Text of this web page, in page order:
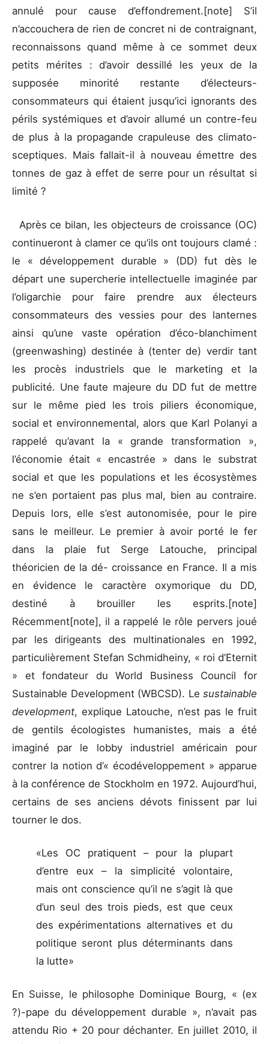
annulé pour cause d’effondrement.[note] S’il
n’accouchera de rien de concret ni de contraignant,
reconnaissons quand même à ce sommet deux
petits mérites : d’avoir dessillé les yeux de la
supposée minorité restante d’électeurs-
consommateurs qui étaient jusqu’ici ignorants des
périls systémiques et d’avoir allumé un contre-feu
de plus à la propagande crapuleuse des climato-
sceptiques. Mais fallait-il à nouveau émettre des
tonnes de gaz à effet de serre pour un résultat si
limité ?
Après ce bilan, les objecteurs de croissance (OC)
continueront à clamer ce qu’ils ont toujours clamé :
le « développement durable » (DD) fut dès le
départ une supercherie intellectuelle imaginée par
l’oligarchie pour faire prendre aux électeurs
consommateurs des vessies pour des lanternes
ainsi qu’une vaste opération d’éco-blanchiment
(greenwashing) destinée à (tenter de) verdir tant
les procès industriels que le marketing et la
publicité. Une faute majeure du DD fut de mettre
sur le même pied les trois piliers économique,
social et environnemental, alors que Karl Polanyi a
rappelé qu’avant la « grande transformation »,
l’économie était « encastrée » dans le substrat
social et que les populations et les écosystèmes
ne s’en portaient pas plus mal, bien au contraire.
Depuis lors, elle s’est autonomisée, pour le pire
sans le meilleur. Le premier à avoir porté le fer
dans la plaie fut Serge Latouche, principal
théoricien de la dé- croissance en France. Il a mis
en évidence le caractère oxymorique du DD,
destiné à brouiller les esprits.[note]
Récemment[note], il a rappelé le rôle pervers joué
par les dirigeants des multinationales en 1992,
particulièrement Stefan Schmidheiny, « roi d’Eternit
» et fondateur du World Business Council for
Sustainable Development (WBCSD). Le sustainable
development, explique Latouche, n’est pas le fruit
de gentils écologistes humanistes, mais a été
imaginé par le lobby industriel américain pour
contrer la notion d’« écodéveloppement » apparue
à la conférence de Stockholm en 1972. Aujourd’hui,
certains de ses anciens dévots finissent par lui
tourner le dos.
«Les OC pratiquent – pour la plupart
d’entre eux – la simplicité volontaire,
mais ont conscience qu’il ne s’agit là que
d’un seul des trois pieds, est que ceux
des expérimentations alternatives et du
politique seront plus déterminants dans
la lutte»
En Suisse, le philosophe Dominique Bourg, « (ex
?)-pape du développement durable », n’avait pas
attendu Rio + 20 pour déchanter. En juillet 2010, il